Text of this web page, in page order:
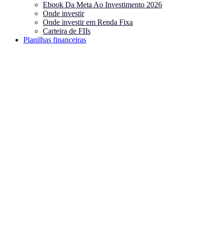
Ebook Da Meta Ao Investimento 2026
Onde investir
Onde investir em Renda Fixa
Carteira de FIIs
Planilhas financeiras